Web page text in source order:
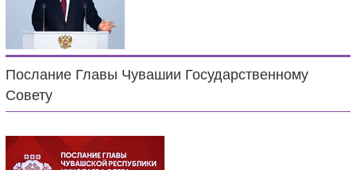
Послание Главы Чувашии Государственному
Совету